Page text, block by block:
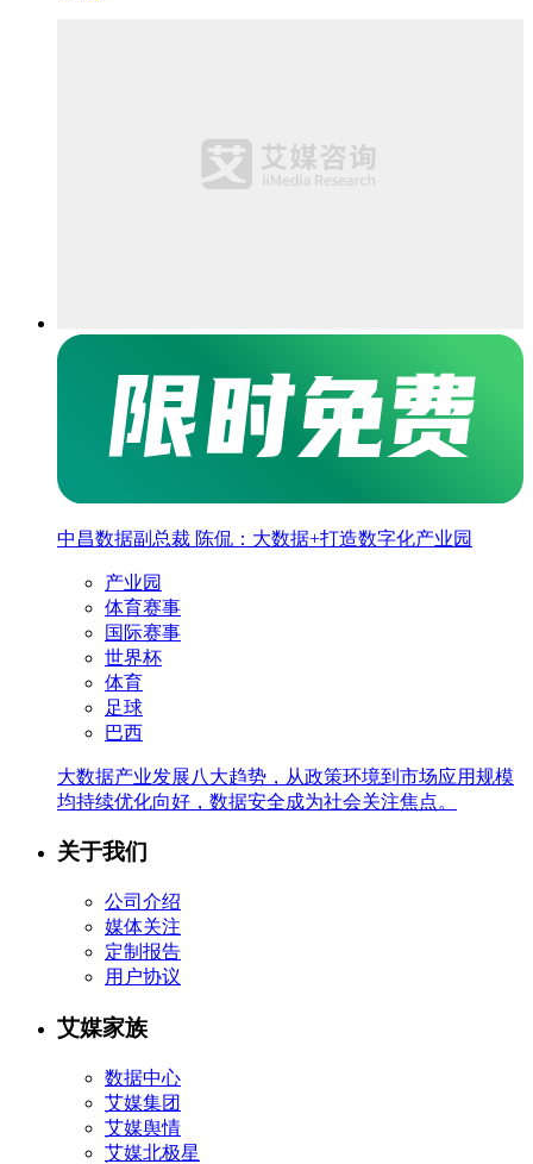
中昌数据副总裁 陈侃：大数据+打造数字化产业园
产业园
体育赛事
国际赛事
世界杯
体育
足球
巴西
大数据产业发展八大趋势，从政策环境到市场应用规模
均持续优化向好，数据安全成为社会关注焦点。
关于我们
公司介绍
媒体关注
定制报告
用户协议
艾媒家族
数据中心
艾媒集团
艾媒舆情
艾媒北极星